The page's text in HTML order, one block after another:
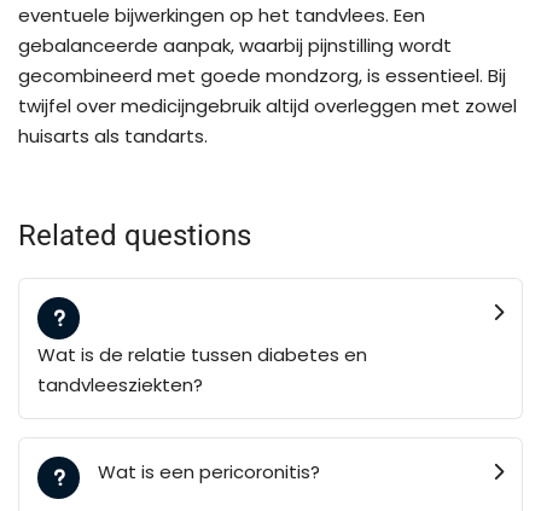
eventuele bijwerkingen op het tandvlees. Een
gebalanceerde aanpak, waarbij pijnstilling wordt
gecombineerd met goede mondzorg, is essentieel. Bij
twijfel over medicijngebruik altijd overleggen met zowel
huisarts als tandarts.
Related questions
Wat is de relatie tussen diabetes en
tandvleesziekten?
Wat is een pericoronitis?